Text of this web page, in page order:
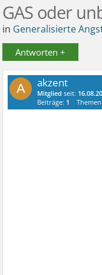
GAS oder
in Generalisierte
Antworten +
A akzent
Mitglied seit:
Beiträge: 1 Themen: